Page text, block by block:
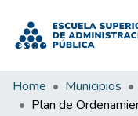
Home Municipios